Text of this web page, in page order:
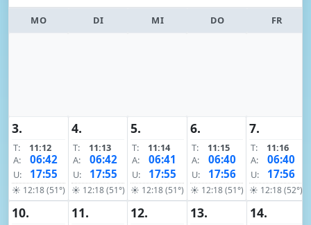
MO DI MI DO FR
3.
T:
11:12
A:
06:42
U: 17:55
☀ 12:18 (51°)
4.
T:
11:13
A:
06:42
U: 17:55
☀ 12:18 (51°)
5.
T:
11:14
A:
06:41
U: 17:55
☀ 12:18 (51°)
6.
T:
11:15
A:
06:40
U: 17:56
☀ 12:18 (51°)
7.
T:
11:16
A:
06:40
U: 17:56
☀ 12:18 (52°)
10. 11. 12. 13. 14.